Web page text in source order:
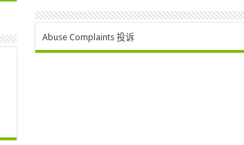
Abuse Complaints 投诉